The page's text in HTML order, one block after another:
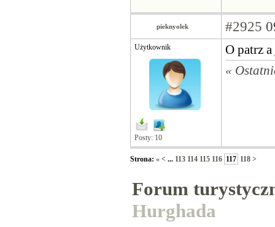
pieknyolek #2925
Użytkownik
Posty: 10
O patrz
«
Strona: « < ... 113 114 115 116 117 118 >
Forum
Hurghada